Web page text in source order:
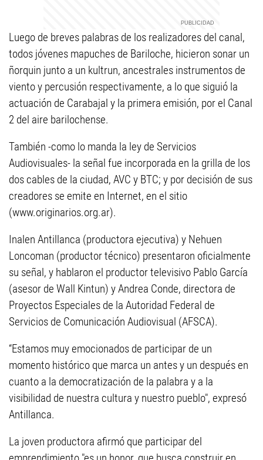
Luego de breves palabras de los realizadores del canal,
todos jóvenes mapuches de Bariloche, hicieron sonar un
ñorquin junto a un kultrun, ancestrales instrumentos de
viento y percusión respectivamente, a lo que siguió la
actuación de Carabajal y la primera emisión, por el Canal
2 del aire barilochense.
También -como lo manda la ley de Servicios
Audiovisuales- la señal fue incorporada en la grilla de los
dos cables de la ciudad, AVC y BTC; y por decisión de sus
creadores se emite en Internet, en el sitio
(www.originarios.org.ar).
Inalen Antillanca (productora ejecutiva) y Nehuen
Loncoman (productor técnico) presentaron oficialmente
su señal, y hablaron el productor televisivo Pablo García
(asesor de Wall Kintun) y Andrea Conde, directora de
Proyectos Especiales de la Autoridad Federal de
Servicios de Comunicación Audiovisual (AFSCA).
“Estamos muy emocionados de participar de un
momento histórico que marca un antes y un después en
cuanto a la democratización de la palabra y a la
visibilidad de nuestra cultura y nuestro pueblo", expresó
Antillanca.
La joven productora afirmó que participar del